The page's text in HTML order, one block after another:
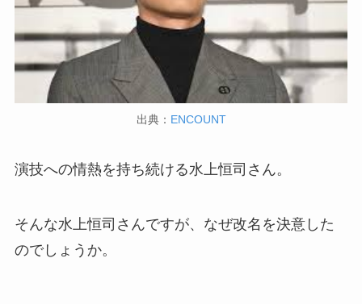
出典： ENCOUNT
演技への情熱を持ち続ける水上恒司さん。
そんな水上恒司さんですが、なぜ改名を決意した
のでしょうか。